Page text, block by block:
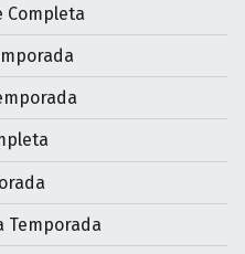
Completa
Temporada